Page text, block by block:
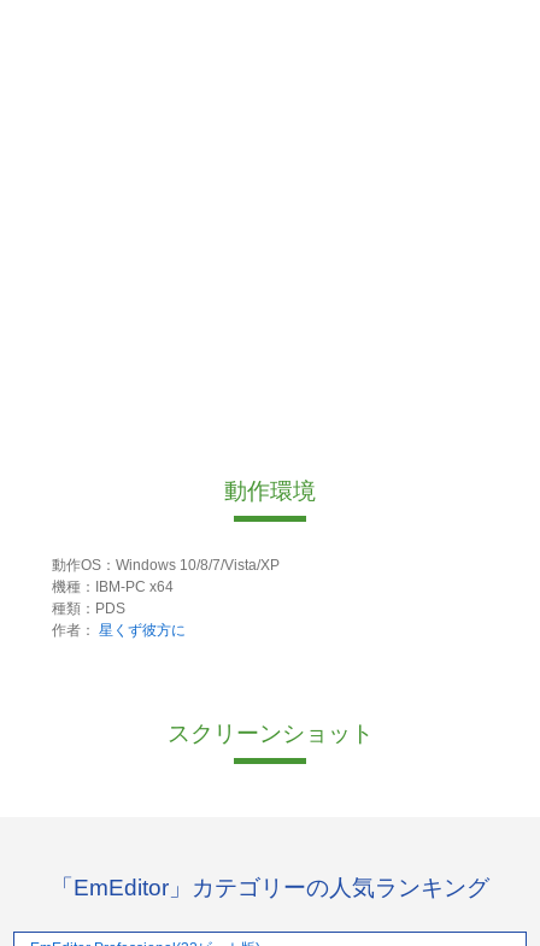
動作環境
動作OS：Windows 10/8/7/Vista/XP
機種：IBM-PC x64
種類：PDS
作者： 星くず彼方に
スクリーンショット
「EmEditor」カテゴリーの人気ランキング